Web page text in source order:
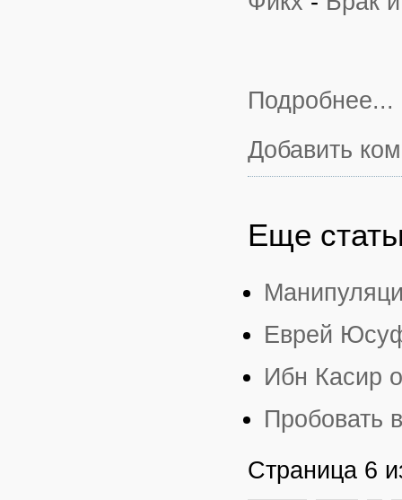
Подробнее...
Добавить
Еще
Еврей
Ибн Касир
Пробовать
Страница 6